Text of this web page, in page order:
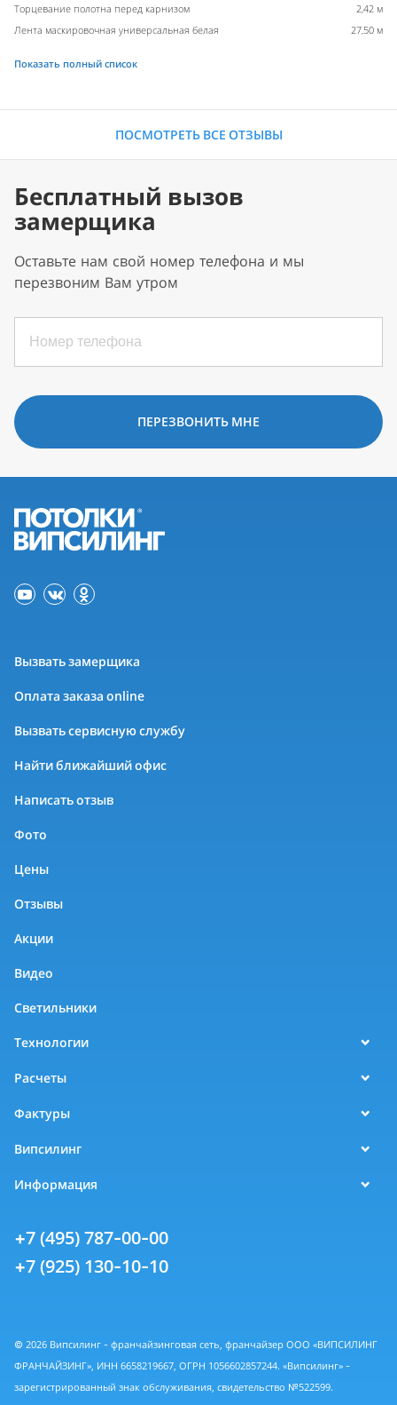
Торцевание полотна перед карнизом
2,42 м
Лента маскировочная универсальная белая
27,50 м
Показать полный список
ПОСМОТРЕТЬ ВСЕ ОТЗЫВЫ
Бесплатный вызов
замерщика
Оставьте нам свой номер телефона и мы
перезвоним Вам утром
ПЕРЕЗВОНИТЬ МНЕ
Вызвать замерщика
Оплата заказа online
Вызвать сервисную службу
Найти ближайший офис
Написать отзыв
Фото
Цены
Отзывы
Акции
Видео
Светильники
Технологии
Расчеты
Фактуры
Випсилинг
Информация
+7 (495) 787-00-00
+7 (925) 130-10-10
© 2026 Випсилинг - франчайзинговая сеть, франчайзер ООО «ВИПСИЛИНГ
ФРАНЧАЙЗИНГ», ИНН 6658219667, ОГРН 1056602857244. «Випсилинг» -
зарегистрированный знак обслуживания, свидетельство №522599.